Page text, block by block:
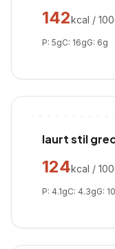
142kcal /
P: 5gC: 16gG: 6g
Iaurt stil
124kcal /
P: 4.1gC: 4.3gG: 10